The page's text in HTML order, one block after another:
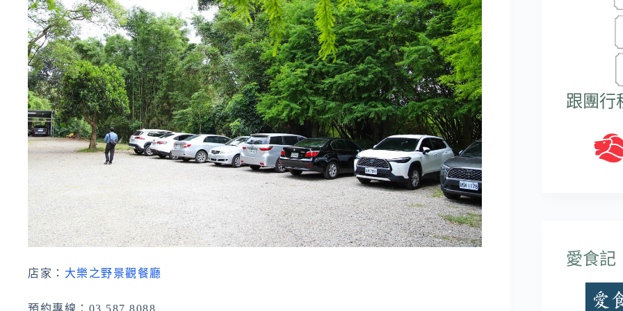
店家： 大樂之野景觀餐廳
跟團行
愛食記